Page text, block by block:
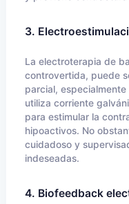
3.
La electroterapia de
controvertida, puede
parcial,
utiliza corriente
para estimular la
hipoactivos. No
cuidadoso y
indeseadas.
4. Biofeedback